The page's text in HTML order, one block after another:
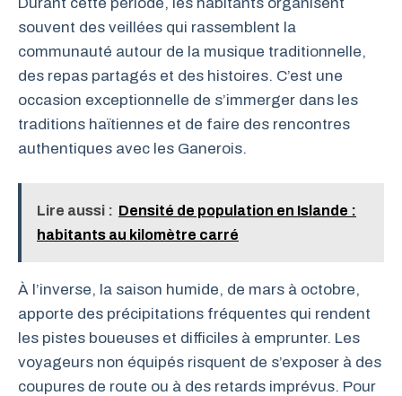
souvent des veillées qui rassemblent la
communauté autour de la musique traditionnelle,
des repas partagés et des histoires. C’est une
occasion exceptionnelle de s’immerger dans les
traditions haïtiennes et de faire des rencontres
authentiques avec les Ganerois.
Lire aussi : Densité de population en Islande :
habitants au kilomètre carré
À l’inverse, la saison humide, de mars à octobre,
apporte des précipitations fréquentes qui rendent
les pistes boueuses et difficiles à emprunter. Les
voyageurs non équipés risquent de s’exposer à des
coupures de route ou à des retards imprévus. Pour